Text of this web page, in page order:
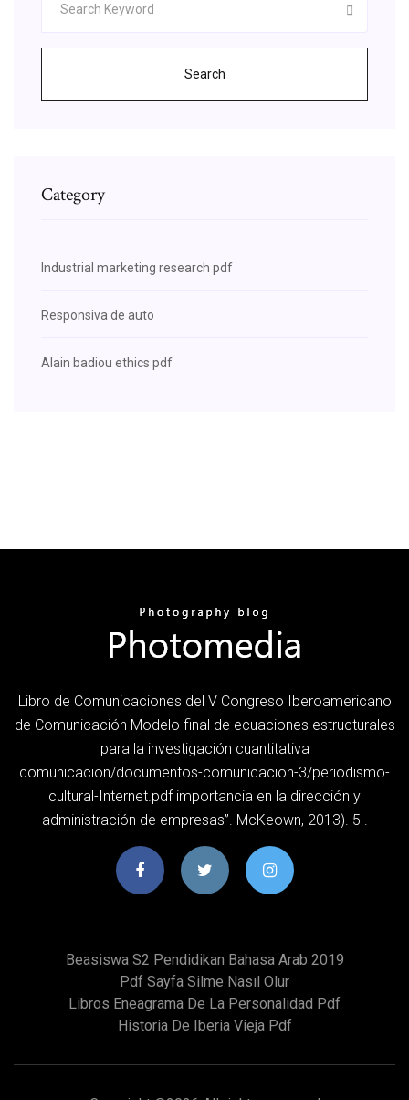
Search
Category
Industrial marketing research pdf
Responsiva de auto
Alain badiou ethics pdf
Libro de Comunicaciones del V Congreso Iberoamericano
de Comunicación Modelo final de ecuaciones estructurales
para la investigación cuantitativa
comunicacion/documentos-comunicacion-3/periodismo-
cultural-Internet.pdf importancia en la dirección y
administración de empresas”. McKeown, 2013). 5 .
Beasiswa S2 Pendidikan Bahasa Arab 2019
Pdf Sayfa Silme Nasıl Olur
Libros Eneagrama De La Personalidad Pdf
Historia De Iberia Vieja Pdf